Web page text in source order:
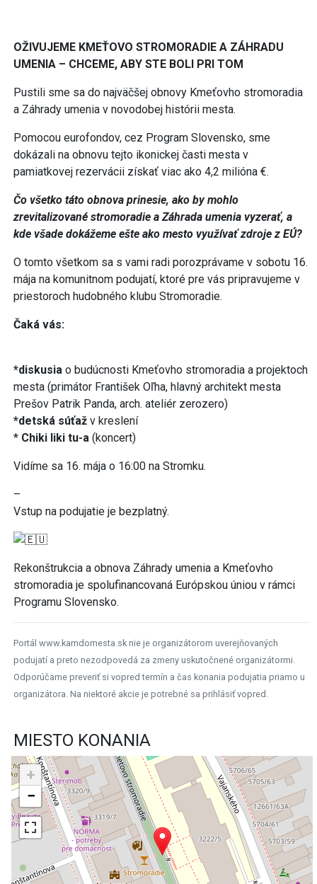
OŽIVUJEME KMEŤOVO STROMORADIE A ZÁHRADU
UMENIA – CHCEME, ABY STE BOLI PRI TOM
Pustili sme sa do najväčšej obnovy Kmeťovho stromoradia
a Záhrady umenia v novodobej histórii mesta.
Pomocou eurofondov, cez Program Slovensko, sme
dokázali na obnovu tejto ikonickej časti mesta v
pamiatkovej rezervácii získať viac ako 4,2 milióna €.
Čo všetko táto obnova prinesie, ako by mohlo
zrevitalizované stromoradie a Záhrada umenia vyzerať, a
kde všade dokážeme ešte ako mesto využívať zdroje z EÚ?
O tomto všetkom sa s vami radi porozprávame v sobotu 16.
mája na komunitnom podujatí, ktoré pre vás pripravujeme v
priestoroch hudobného klubu Stromoradie.
Čaká vás:
*diskusia o budúcnosti Kmeťovho stromoradia a projektoch
mesta (primátor František Oľha, hlavný architekt mesta
Prešov Patrik Panda, arch. ateliér zerozero)
*detská súťaž v kreslení
* Chiki liki tu-a (koncert)
Vidíme sa 16. mája o 16:00 na Stromku.
–
Vstup na podujatie je bezplatný.
Rekonštrukcia a obnova Záhrady umenia a Kmeťovho
stromoradia je spolufinancovaná Európskou úniou v rámci
Programu Slovensko.
Portál www.kamdomesta.sk nie je organizátorom uverejňovaných
podujatí a preto nezodpovedá za zmeny uskutočnené organizátormi.
Odporúčame preveriť si vopred termín a čas konania podujatia priamo u
organizátora. Na niektoré akcie je potrebné sa prihlásiť vopred.
MIESTO KONANIA
+
−